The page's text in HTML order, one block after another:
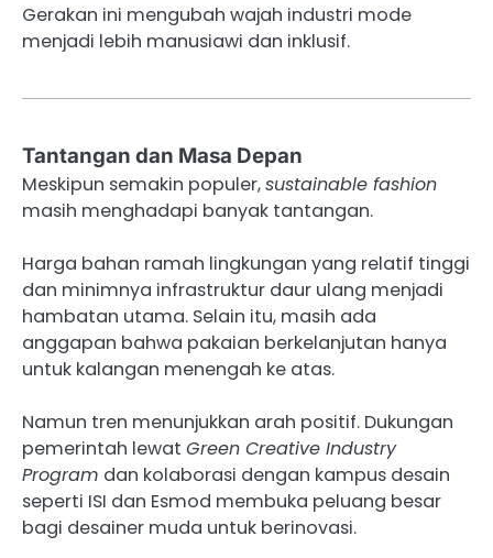
Gerakan ini mengubah wajah industri mode
menjadi lebih manusiawi dan inklusif.
Tantangan dan Masa Depan
Meskipun semakin populer,sustainable fashion
masih menghadapi banyak tantangan.
Harga bahan ramah lingkungan yang relatif tinggi
dan minimnya infrastruktur daur ulang menjadi
hambatan utama. Selain itu, masih ada
anggapan bahwa pakaian berkelanjutan hanya
untuk kalangan menengah ke atas.
Namun tren menunjukkan arah positif. Dukungan
pemerintah lewat Green Creative Industry
Program dan kolaborasi dengan kampus desain
seperti ISI dan Esmod membuka peluang besar
bagi desainer muda untuk berinovasi.